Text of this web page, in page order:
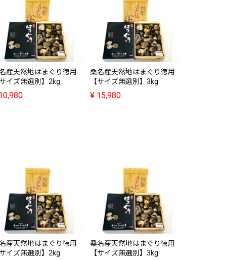
産天然地はまぐり徳用
サイズ無選別】2kg
桑名産天然地はまぐり徳用
【サイズ無選別】3kg
¥ 15,980
産天然地はまぐり徳用
サイズ無選別】2kg
桑名産天然地はまぐり徳用
【サイズ無選別】3kg